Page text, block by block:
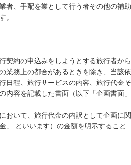
者、手配を業として行う者その他の補助
。
契約の申込みをしようとする旅行者から
業務上の都合があるときを除き、当該依
日程、旅行サービスの内容、旅行代金そ
内容を記載した書面（以下「企画書面」
おいて、旅行代金の内訳として企画に関
」 といいます）の金額を明示すること